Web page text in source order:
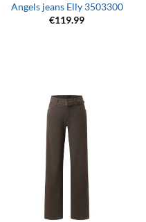
Angels jeans Elly 3503300
€119.99